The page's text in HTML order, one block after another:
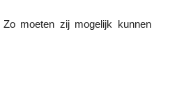
Zo moeten zij mogelijk kunnen